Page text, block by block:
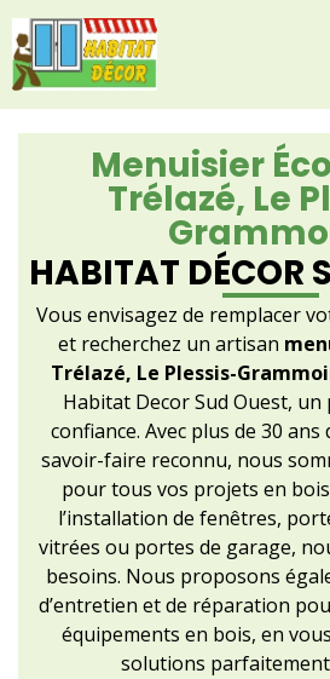
Menuisier
Trélazé, Le
HABITAT DÉCOR
Vous envisagez de remplacer
et recherchez un artisan
Trélazé, Le Plessis-
Habitat Decor Sud Ouest,
confiance. Avec plus de 30 ans
savoir-faire reconnu, nous
pour tous vos projets en bois.
l’installation de fenêtres,
vitrées ou portes de garage,
besoins. Nous proposons
d’entretien et de réparation
équipements en bois, en
solutions